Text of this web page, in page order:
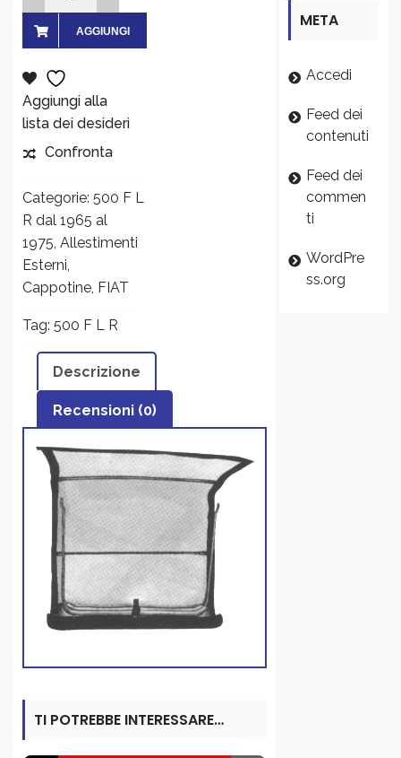
con
telaio
e
tela
montata
FIAT
F
L
quantity
AGGIUNGI
CARRELLO
Aggiungi alla
lista dei desideri
Confronta
Categorie: 500 F L
R dal 1965 al
1975, Allestimenti
Esterni,
Cappotine, FIAT
Tag: 500 F L R
Descrizione
Recensioni (0)
TI POTREBBE INTERESSARE…
META
Accedi
Feed dei
contenuti
Feed dei
commen
ti
WordPre
ss.org